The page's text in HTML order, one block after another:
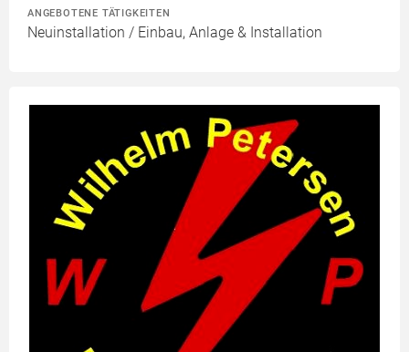
ANGEBOTENE TÄTIGKEITEN
Neuinstallation / Einbau, Anlage & Installation